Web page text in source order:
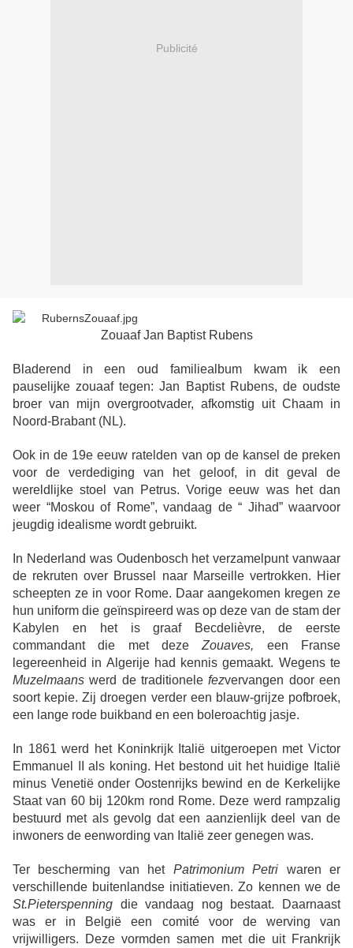
Publicité
Zouaaf Jan Baptist Rubens
Bladerend in een oud familiealbum kwam ik een
pauselijke zouaaf tegen: Jan Baptist Rubens, de oudste
broer van mijn overgrootvader, afkomstig uit Chaam in
Noord-Brabant (NL).
Ook in de 19e eeuw ratelden van op de kansel de preken
voor de verdediging van het geloof, in dit geval de
wereldlijke stoel van Petrus. Vorige eeuw was het dan
weer “Moskou of Rome”, vandaag de “ Jihad” waarvoor
jeugdig idealisme wordt gebruikt.
In Nederland was Oudenbosch het verzamelpunt vanwaar
de rekruten over Brussel naar Marseille vertrokken. Hier
scheepten ze in voor Rome. Daar aangekomen kregen ze
hun uniform die geïnspireerd was op deze van de stam der
Kabylen en het is graaf Becdelièvre, de eerste
commandant die met deze
Zouaves,
een Franse
legereenheid in Algerije had kennis gemaakt. Wegens te
Muzelmaans werd de traditionele fezvervangen door een
soort kepie. Zij droegen verder een blauw-grijze pofbroek,
een lange rode buikband en een boleroachtig jasje.
In 1861 werd het Koninkrijk Italië uitgeroepen met Victor
Emmanuel II als koning. Het bestond uit het huidige Italië
minus Venetië onder Oostenrijks bewind en de Kerkelijke
Staat van 60 bij 120km rond Rome. Deze werd rampzalig
bestuurd met als gevolg dat een aanzienlijk deel van de
inwoners de eenwording van Italië zeer genegen was.
Ter bescherming van het Patrimonium Petri
waren er
verschillende buitenlandse initiatieven. Zo kennen we de
St.Pieterspenning die vandaag nog bestaat. Daarnaast
was er in België een comité voor de werving van
vrijwilligers. Deze vormden samen met die uit Frankrijk